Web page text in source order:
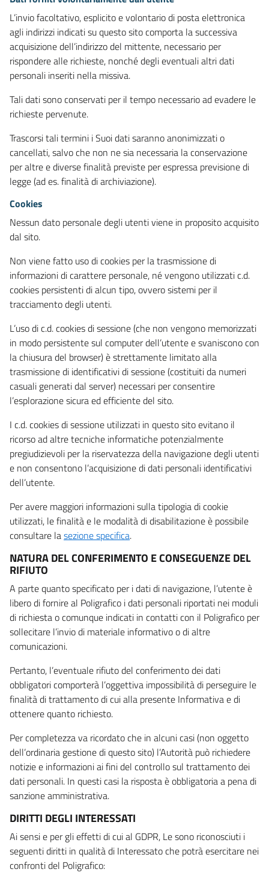
L’invio facoltativo, esplicito e volontario di posta elettronica
agli indirizzi indicati su questo sito comporta la successiva
acquisizione dell’indirizzo del mittente, necessario per
rispondere alle richieste, nonché degli eventuali altri dati
personali inseriti nella missiva.
Tali dati sono conservati per il tempo necessario ad evadere le
richieste pervenute.
Trascorsi tali termini i Suoi dati saranno anonimizzati o
cancellati, salvo che non ne sia necessaria la conservazione
per altre e diverse finalità previste per espressa previsione di
legge (ad es. finalità di archiviazione).
Cookies
Nessun dato personale degli utenti viene in proposito acquisito
dal sito.
Non viene fatto uso di cookies per la trasmissione di
informazioni di carattere personale, né vengono utilizzati c.d.
cookies persistenti di alcun tipo, ovvero sistemi per il
tracciamento degli utenti.
L’uso di c.d. cookies di sessione (che non vengono memorizzati
in modo persistente sul computer dell’utente e svaniscono con
la chiusura del browser) è strettamente limitato alla
trasmissione di identificativi di sessione (costituiti da numeri
casuali generati dal server) necessari per consentire
l’esplorazione sicura ed efficiente del sito.
I c.d. cookies di sessione utilizzati in questo sito evitano il
ricorso ad altre tecniche informatiche potenzialmente
pregiudizievoli per la riservatezza della navigazione degli utenti
e non consentono l’acquisizione di dati personali identificativi
dell’utente.
Per avere maggiori informazioni sulla tipologia di cookie
utilizzati, le finalità e le modalità di disabilitazione è possibile
consultare lasezione specifica.
NATURA DEL CONFERIMENTO E CONSEGUENZE DEL
RIFIUTO
A parte quanto specificato per i dati di navigazione, l’utente è
libero di fornire al Poligrafico i dati personali riportati nei moduli
di richiesta o comunque indicati in contatti con il Poligrafico per
sollecitare l’invio di materiale informativo o di altre
comunicazioni.
Pertanto, l’eventuale rifiuto del conferimento dei dati
obbligatori comporterà l’oggettiva impossibilità di perseguire le
finalità di trattamento di cui alla presente Informativa e di
ottenere quanto richiesto.
Per completezza va ricordato che in alcuni casi (non oggetto
dell’ordinaria gestione di questo sito) l’Autorità può richiedere
notizie e informazioni ai fini del controllo sul trattamento dei
dati personali. In questi casi la risposta è obbligatoria a pena di
sanzione amministrativa.
DIRITTI DEGLI INTERESSATI
Ai sensi e per gli effetti di cui al GDPR, Le sono riconosciuti i
seguenti diritti in qualità di Interessato che potrà esercitare nei
confronti del Poligrafico: